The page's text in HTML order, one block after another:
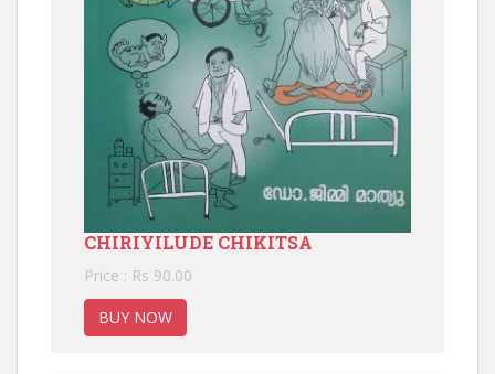
CHIRIYILUDE CHIKITSA
Price : Rs 90.00
BUY NOW